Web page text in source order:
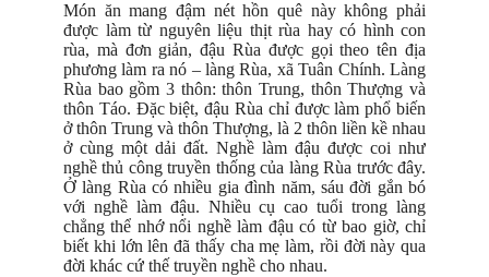
Món ăn mang đậm nét hồn quê này không phải
được làm từ nguyên liệu thịt rùa hay có hình con
rùa, mà đơn giản, đậu Rùa được gọi theo tên địa
phương làm ra nó – làng Rùa, xã Tuân Chính. Làng
Rùa bao gồm 3 thôn: thôn Trung, thôn Thượng và
thôn Táo. Đặc biệt, đậu Rùa chỉ được làm phổ biến
ở thôn Trung và thôn Thượng, là 2 thôn liền kề nhau
ở cùng một dải đất. Nghề làm đậu được coi như
nghề thủ công truyền thống của làng Rùa trước đây.
Ở làng Rùa có nhiều gia đình năm, sáu đời gắn bó
với nghề làm đậu. Nhiều cụ cao tuổi trong làng
chẳng thể nhớ nổi nghề làm đậu có từ bao giờ, chỉ
biết khi lớn lên đã thấy cha mẹ làm, rồi đời này qua
đời khác cứ thế truyền nghề cho nhau.